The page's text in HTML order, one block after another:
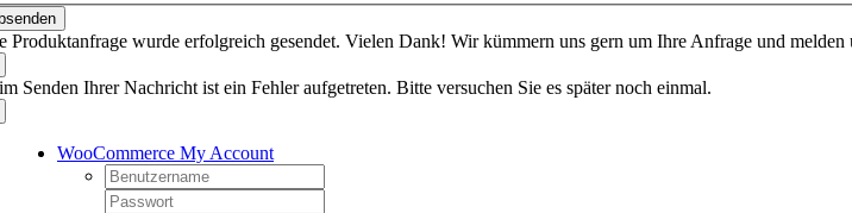
Produktanfrage wurde erfolgreich gesendet. Vielen Dank! Wir kümmern uns gern um Ihre Anfrage und
Senden Ihrer Nachricht ist ein Fehler aufgetreten. Bitte versuchen Sie es später noch einmal.
WooCommerce My Account
Username:
Password: